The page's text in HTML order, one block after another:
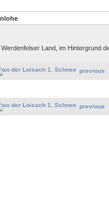
Land, im Hintergrund
previous
previous